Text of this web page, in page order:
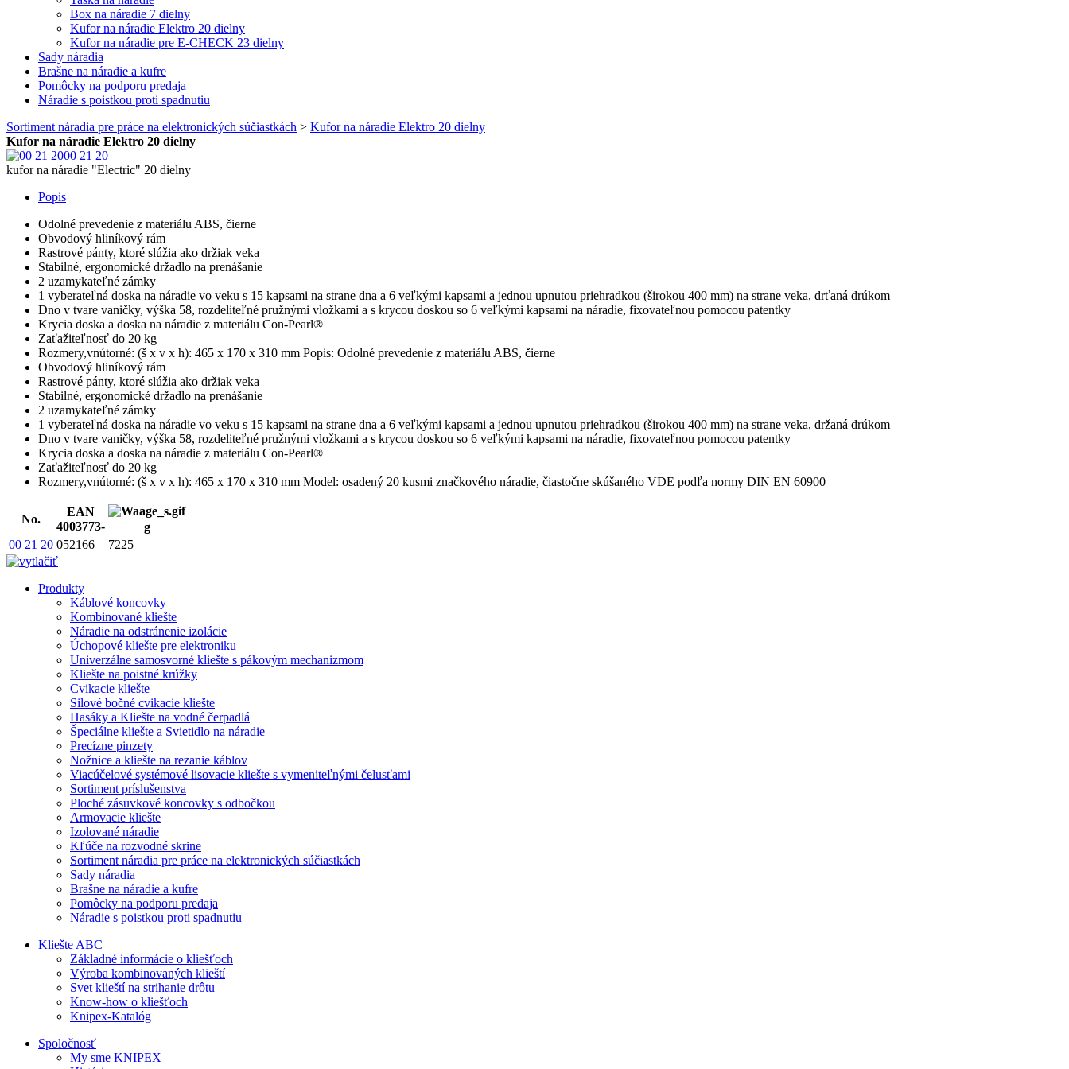
Box na náradie 7 dielny
Kufor na náradie Elektro 20 dielny
Kufor na náradie pre E-CHECK 23 dielny
Sady náradia
Brašne na náradie a kufre
Pomôcky na podporu predaja
Náradie s poistkou proti spadnutiu
Sortiment náradia pre práce na elektronických súčiastkách > Kufor na náradie Elektro 20 dielny
Kufor na náradie Elektro 20 dielny
00 21 20
kufor na náradie "Electric" 20 dielny
Popis
Odolné prevedenie z materiálu ABS, čierne
Obvodový hliníkový rám
Rastrové pánty, ktoré slúžia ako držiak veka
Stabilné, ergonomické držadlo na prenášanie
2 uzamykateľné zámky
1 vyberateľná doska na náradie vo veku s 15 kapsami na strane dna a 6 veľkými kapsami a jednou upnutou priehradkou (širokou 400 mm) na strane veka, drťaná drúkom
Dno v tvare vaničky, výška 58, rozdeliteľné pružnými vložkami a s krycou doskou so 6 veľkými kapsami na náradie, fixovateľnou pomocou patentky
Krycia doska a doska na náradie z materiálu Con-Pearl®
Zaťažiteľnosť do 20 kg
Rozmery,vnútorné: (š x v x h): 465 x 170 x 310 mm Popis: Odolné prevedenie z materiálu ABS, čierne
Obvodový hliníkový rám
Rastrové pánty, ktoré slúžia ako držiak veka
Stabilné, ergonomické držadlo na prenášanie
2 uzamykateľné zámky
1 vyberateľná doska na náradie vo veku s 15 kapsami na strane dna a 6 veľkými kapsami a jednou upnutou priehradkou (širokou 400 mm) na strane veka, držaná drúkom
Dno v tvare vaničky, výška 58, rozdeliteľné pružnými vložkami a s krycou doskou so 6 veľkými kapsami na náradie, fixovateľnou pomocou patentky
Krycia doska a doska na náradie z materiálu Con-Pearl®
Zaťažiteľnosť do 20 kg
Rozmery,vnútorné: (š x v x h): 465 x 170 x 310 mm Model: osadený 20 kusmi značkového náradie, čiastočne skúšaného VDE podľa normy DIN EN 60900
No.
EAN
4003773-
g
00 21 20 052166 7225
Produkty
Káblové koncovky
Kombinované kliešte
Náradie na odstránenie izolácie
Úchopové kliešte pre elektroniku
Univerzálne samosvorné kliešte s pákovým mechanizmom
Kliešte na poistné krúžky
Cvikacie kliešte
Silové bočné cvikacie kliešte
Hasáky a Kliešte na vodné čerpadlá
Špeciálne kliešte a Svietidlo na náradie
Precízne pinzety
Nožnice a kliešte na rezanie káblov
Viacúčelové systémové lisovacie kliešte s vymeniteľnými čelusťami
Sortiment príslušenstva
Ploché zásuvkové koncovky s odbočkou
Armovacie kliešte
Izolované náradie
Kľúče na rozvodné skrine
Sortiment náradia pre práce na elektronických súčiastkách
Sady náradia
Brašne na náradie a kufre
Pomôcky na podporu predaja
Náradie s poistkou proti spadnutiu
Kliešte ABC
Základné informácie o kliešťoch
Výroba kombinovaných klieští
Svet klieští na strihanie drôtu
Know-how o kliešťoch
Knipex-Katalóg
Spoločnosť
My sme KNIPEX